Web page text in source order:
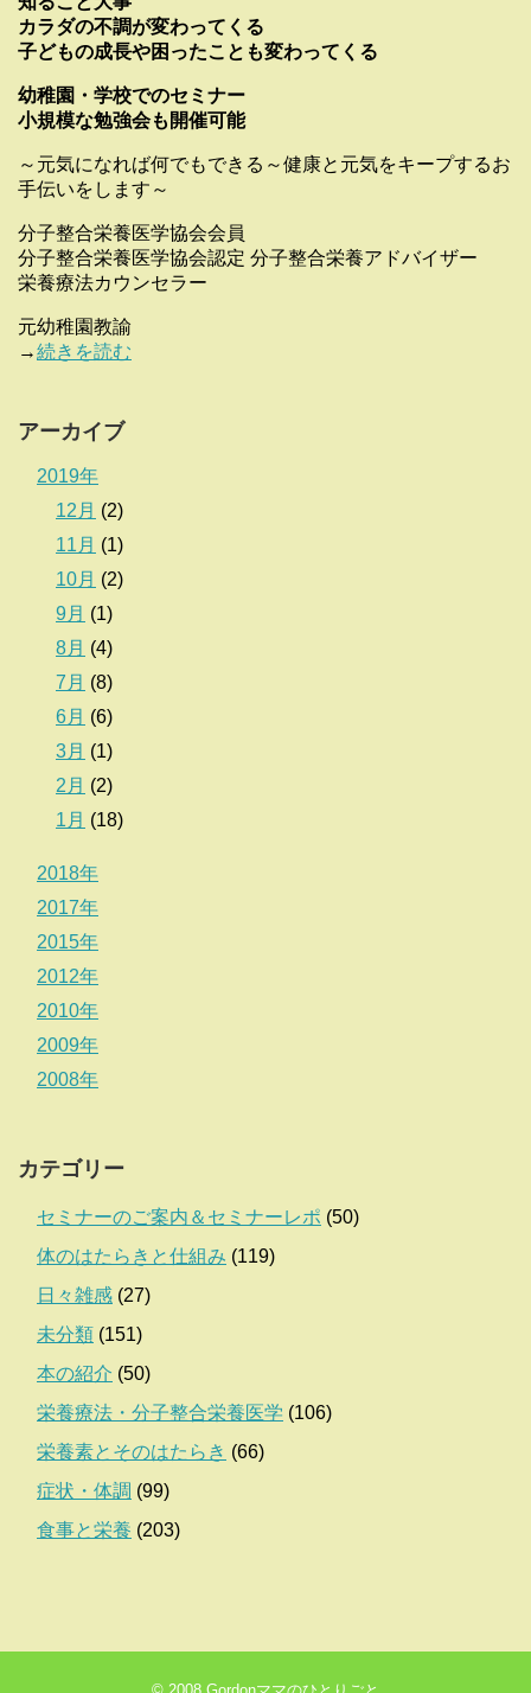
カラダの不調が変わってくる
子どもの成長や困ったことも変わってくる
幼稚園・学校でのセミナー
小規模な勉強会も開催可能
～元気になれば何でもできる～健康と元気をキープするお
手伝いをします～
分子整合栄養医学協会会員
分子整合栄養医学協会認定 分子整合栄養アドバイザー
栄養療法カウンセラー
元幼稚園教諭
→続きを読む
アーカイブ
2019年
12月 (2)
11月 (1)
10月 (2)
9月 (1)
8月 (4)
7月 (8)
6月 (6)
3月 (1)
2月 (2)
1月 (18)
2018年
2017年
2015年
2012年
2010年
2009年
2008年
カテゴリー
セミナーのご案内＆セミナーレポ (50)
体のはたらきと仕組み (119)
日々雑感 (27)
未分類 (151)
本の紹介 (50)
栄養療法・分子整合栄養医学 (106)
栄養素とそのはたらき (66)
症状・体調 (99)
食事と栄養 (203)